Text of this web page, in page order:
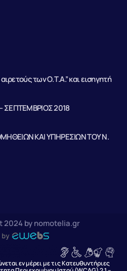
των Ο.Τ.Α.” και εισηγητή
ΣΕΠΤΕΜΒΡΙΟΣ 2018
ΚΑΙ ΥΠΗΡΕΣΙΩΝ ΤΟΥ Ν.
2024 by nomotelia.gr
εν μέρει με τις Κατευθυντήριες